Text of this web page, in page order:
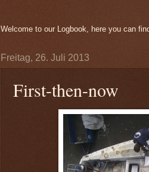
Welcome to our Logbook, here you can
Freitag, 26. Juli 2013
First-then-now